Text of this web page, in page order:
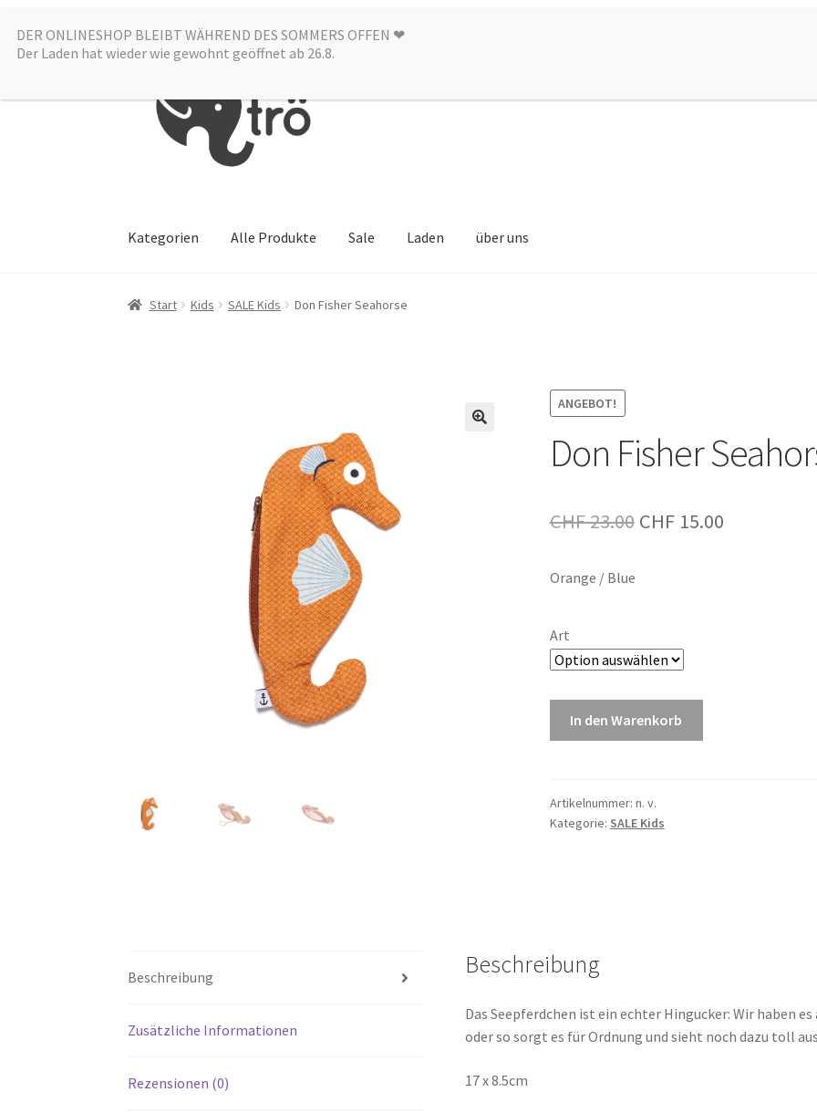
Zur
Zum
Kategorien Alle Produkte Sale Laden über uns
Start Kids SALE Kids Don Fisher Seahorse
ANGEBOT!
Don Fisher
CHF23.00 Ursprünglicher
CHF15.00Aktueller
Orange / Blue
Art
In den Warenkorb
Artikelnummer: n. v.
Kategorie: SALE Kids
Beschreibung
Zusätzliche Informationen
Rezensionen (0)
Beschreibung
Das Seepferdchen ist ein echter Hingucker: Wir haben
oder so sorgt es für Ordnung und sieht noch dazu toll
17 x 8.5cm
DER ONLINESHOP BLEIBT WÄHREND DES SOMMERS OFFEN ❤︎
Der Laden hat wieder wie gewohnt geöffnet ab 26.8.